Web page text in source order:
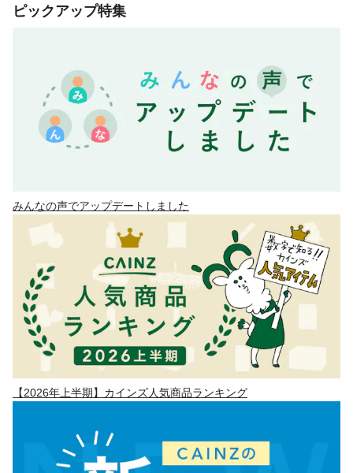
ピックアップ特集
みんなの声でアップデートしました
【2026年上半期】カインズ人気商品ランキング